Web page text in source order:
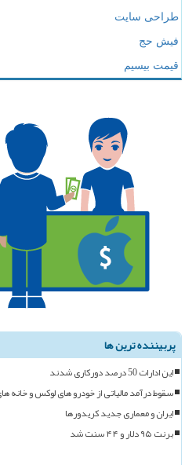
طراحی سایت
فیش حج
قیمت بیسیم
پربیننده ترین ها
این ادارات 50 درصد دورکاری شدند
سقوط درآمد مالیاتی از خودرو های لوکس و خانه
ایران و معماری جدید کریدورها
برنت ۹۵ دلار و ۴۴ سنت شد